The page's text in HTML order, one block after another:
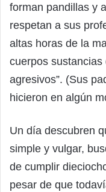
forman pandillas y
respetan a sus
altas horas de la
cuerpos sustancias
agresivos”. (Sus
hicieron en algún
Un día descubren
simple y vulgar,
de cumplir
pesar de que